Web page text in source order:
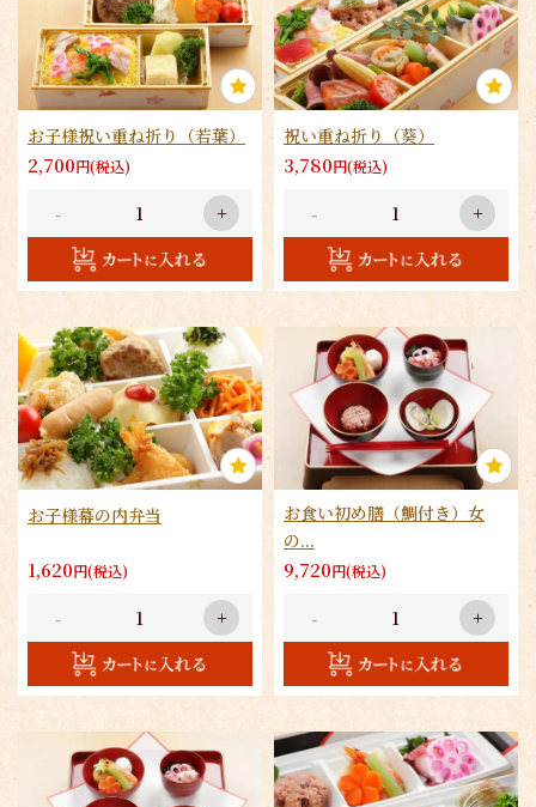
商品をカートに入れてのWEB注文でポイン
トが貯まります。
ポイントはご購入商品の合計額に応じ付与
されます。
貯まったポイントは、1ポイント1円として
次回購入時の合計金額からお値引き可能で
す。
※ポイント利用には会員登録が必要です。
初回注文時の最後に任意パスワードを入力
するだけで会員情報を保存できます。
次回以降はお客様情報が自動反映されるの
で便利で簡単です。
会員ログイン状態でポイントが貯まる・使
えるようになります。
× 閉じる
お子様祝い重ね折り（若葉）
2,700円(税込)
- +
祝い重ね折り（葵）
3,780円(税込)
- +
お子様幕の内弁当
1,620円(税込)
- +
お食い初め膳（鯛付き）女
の...
9,720円(税込)
- +